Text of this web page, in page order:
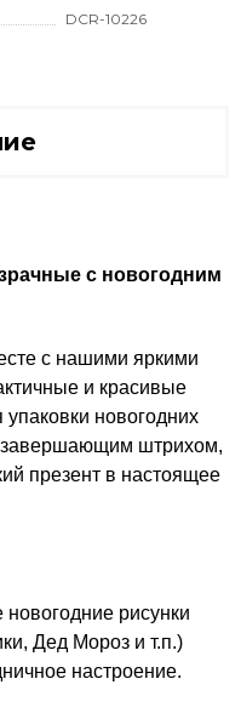
DCR-10226
с новогодним
с нашими яркими
и красивые
новогодних
завершающим штрихом,
презент в настоящее
новогодние рисунки
Дед Мороз и т.п.)
настроение.